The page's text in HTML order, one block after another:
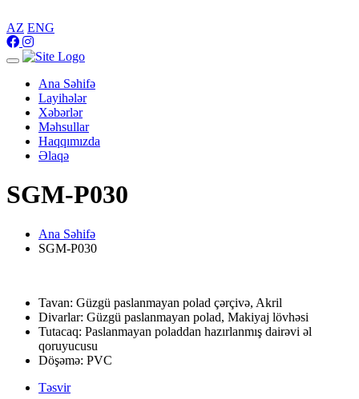
AZ ENG
Toggle
navigationAna Səhifə
Layihələr
Xəbərlər
Məhsullar
Haqqımızda
Əlaqə
SGM-P030
Ana Səhifə
SGM-P030
Tavan: Güzgü paslanmayan polad çərçivə, Akril
Divarlar: Güzgü paslanmayan polad, Makiyaj lövhəsi
Tutacaq: Paslanmayan poladdan hazırlanmış dairəvi əl
qoruyucusu
Döşəmə: PVC
Təsvir